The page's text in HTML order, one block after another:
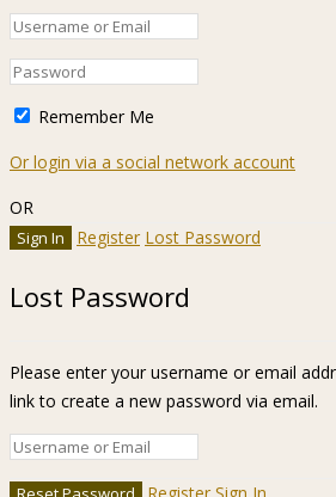
Remember Me
Or login via a social network account
OR
Register Lost Password
Lost Password
Please enter your username or email
link to create a new password via email.